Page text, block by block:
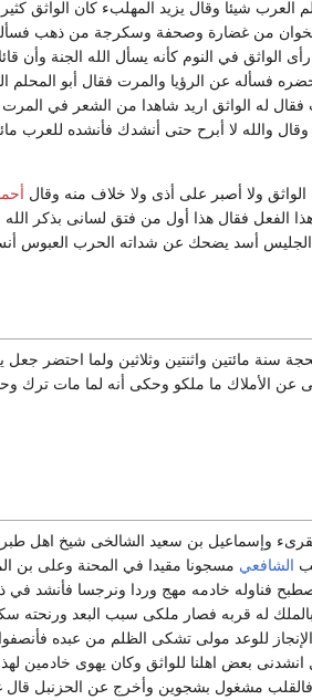
العرب شيئا وقال يزيد المهلبء كان الواثق
من غضارة وصحفة وسكرجة من ذهب
في النوم كأنه يسأل الله الجنة وأن
فسأله عن الرؤيا والمرت فقال أبو المحلم
فقال له الواثق اريد شاهدا من الشعر في
والله لا أبرح حتى أنشدك فأنشده
ولا أصبر على أذى ولا خلاف منه وقال
هذا الفعل فقال هذا أول من فتق لسانى بذكر
الجليس أسد يضحك عن شداته الحرب العبوس
مائتين واثنتين وثلاثين ولما احتضر جعل
الأملاك ما ملكو وحكى أنه لما مات ترك
وإسماعيل بن سعيد الشالخى شيخ اهل
الشافعي مسجونا مقيدا في المحنة وعلى بن
فناوله خادمه مهج وردا ونرجسا فأنشد في
بالملك له قربه فصار ملكى سبب البعد
للوعد مولى تشكى الظلم من عبده
انشدنى بعض اهلنا للواثق وكان يهوى خادمين
مشغول بشجوين وأخرج عن الحزنبل